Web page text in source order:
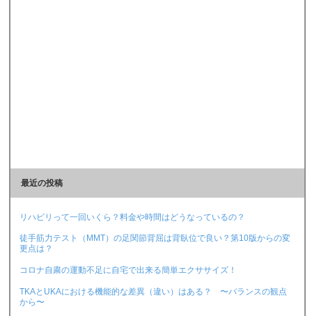
最近の投稿
リハビリって一回いくら？料金や時間はどうなっているの？
徒手筋力テスト（MMT）の足関節背屈は背臥位で良い？第10版からの変
更点は？
コロナ自粛の運動不足に自宅で出来る簡単エクササイズ！
TKAとUKAにおける機能的な差異（違い）はある？ 〜バランスの観点
から〜